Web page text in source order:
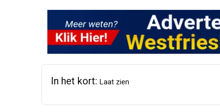
In het kort: Laat zien